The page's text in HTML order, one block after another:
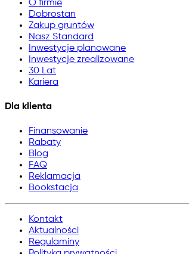
O firmie
Dobrostan
Zakup gruntów
Nasz Standard
Inwestycje planowane
Inwestycje zrealizowane
30 Lat
Kariera
Dla klienta
Finansowanie
Rabaty
Blog
FAQ
Reklamacja
Bookstacja
Kontakt
Aktualności
Regulaminy